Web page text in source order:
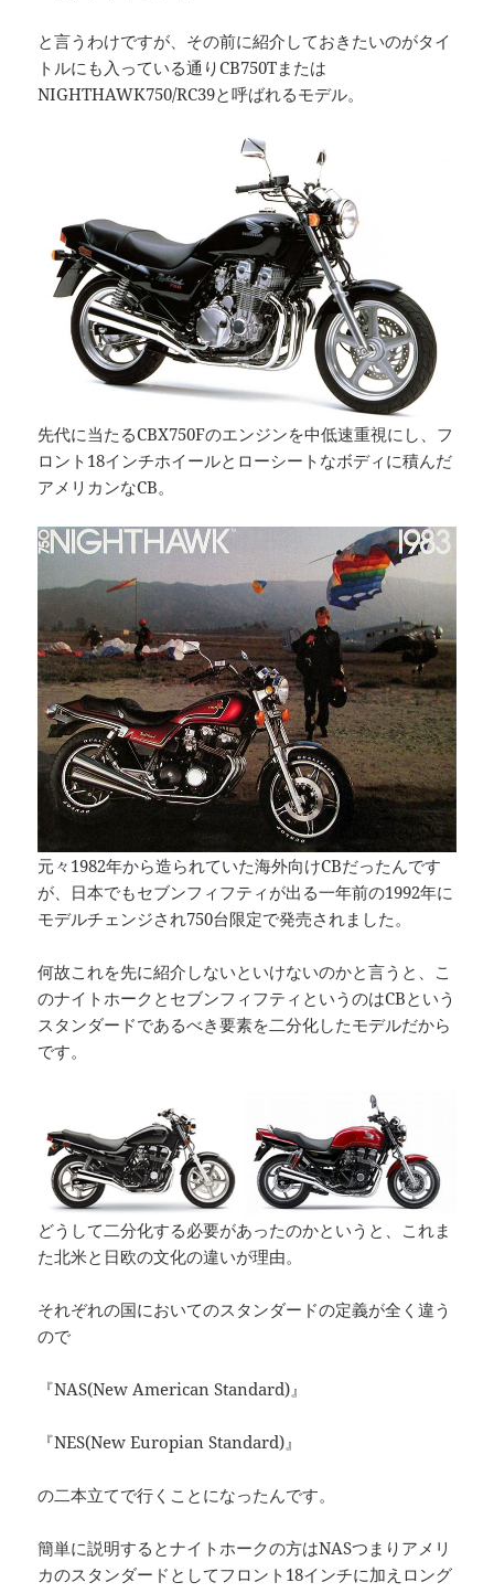
と言うわけですが、その前に紹介しておきたいのがタイ
トルにも入っている通りCB750Tまたは
NIGHTHAWK750/RC39と呼ばれるモデル。
先代に当たるCBX750Fのエンジンを中低速重視にし、フ
ロント18インチホイールとローシートなボディに積んだ
アメリカンなCB。
元々1982年から造られていた海外向けCBだったんです
が、日本でもセブンフィフティが出る一年前の1992年に
モデルチェンジされ750台限定で発売されました。
何故これを先に紹介しないといけないのかと言うと、こ
のナイトホークとセブンフィフティというのはCBという
スタンダードであるべき要素を二分化したモデルだから
です。
どうして二分化する必要があったのかというと、これま
た北米と日欧の文化の違いが理由。
それぞれの国においてのスタンダードの定義が全く違う
ので
『NAS(New American Standard)』
『NES(New Europian Standard)』
の二本立てで行くことになったんです。
簡単に説明するとナイトホークの方はNASつまりアメリ
カのスタンダードとしてフロント18インチに加えロング